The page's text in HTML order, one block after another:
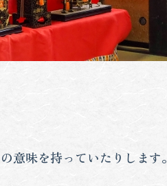
意味を持っていたりします。